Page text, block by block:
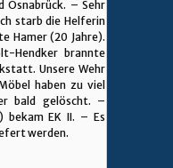
Osnabrück. – Sehr
starb die Helferin
Hamer (20 Jahre).
Hendker brannte
Unsere Wehr
haben zu viel
bald gelöscht. –
bekam EK II. – Es
werden.